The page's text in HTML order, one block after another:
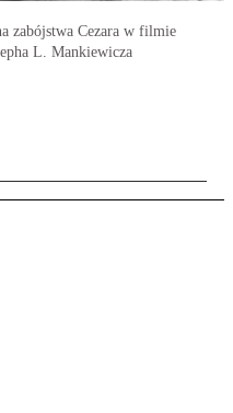
zabójstwa Cezara w filmie
L. Mankiewicza